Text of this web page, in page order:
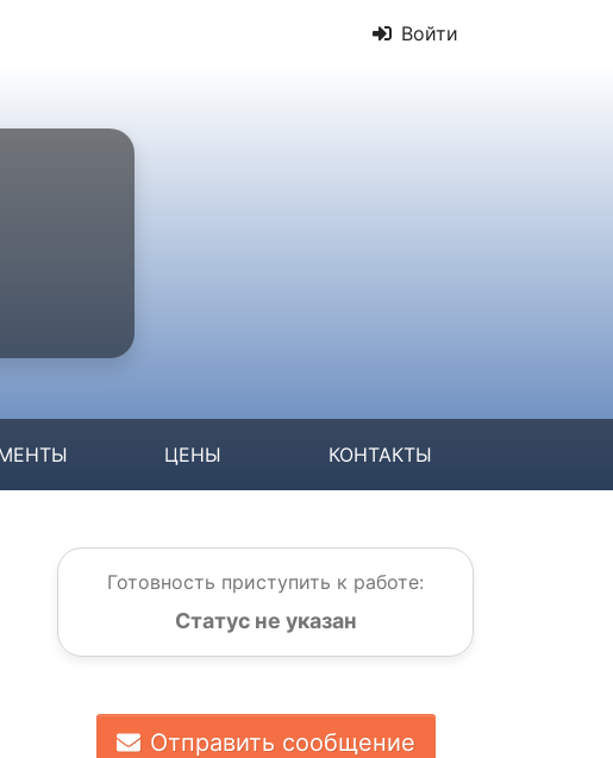
Войти
ЦЕНЫ КОНТАКТЫ
Готовность приступить к работе:
Статус не указан
Отправить сообщение